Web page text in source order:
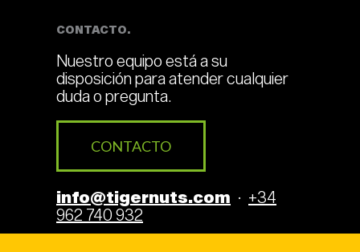
CONTACTO.
Nuestro equipo está a su
disposición para atender cualquier
duda o pregunta.
CONTACTO
info@tigernuts.com · +34
962 740 932